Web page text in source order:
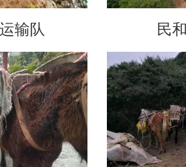
输队 民